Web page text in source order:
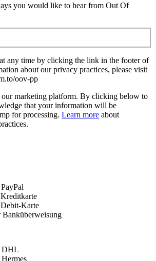
you would like to hear from Out Of
any time by clicking the link in the footer of
about our privacy practices, please visit
oov-pp
our marketing platform. By clicking below to
that your information will be
for processing. Learn more about